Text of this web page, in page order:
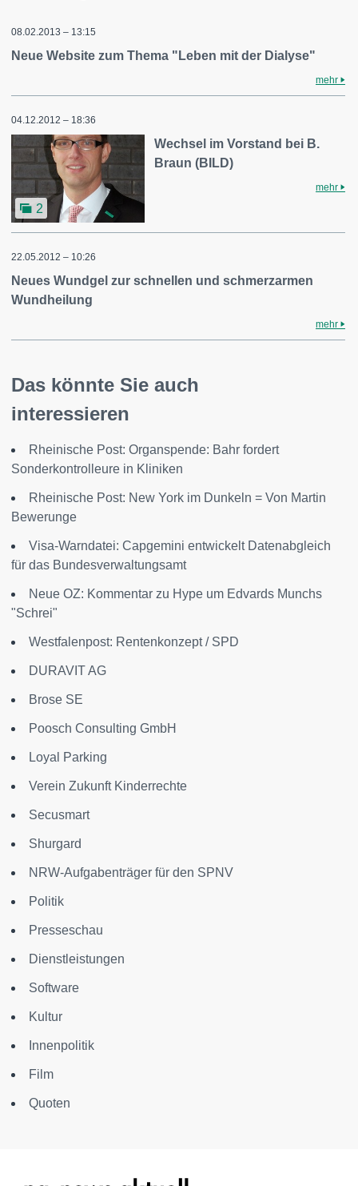
08.02.2013 – 13:15
Neue Website zum Thema "Leben mit der Dialyse"
mehr
04.12.2012 – 18:36
2
Wechsel im Vorstand bei B.
Braun (BILD)
mehr
22.05.2012 – 10:26
Neues Wundgel zur schnellen und schmerzarmen
Wundheilung
mehr
Das könnte Sie auch
interessieren
Rheinische Post: Organspende: Bahr fordert
Sonderkontrolleure in Kliniken
Rheinische Post: New York im Dunkeln = Von Martin
Bewerunge
Visa-Warndatei: Capgemini entwickelt Datenabgleich
für das Bundesverwaltungsamt
Neue OZ: Kommentar zu Hype um Edvards Munchs
"Schrei"
Westfalenpost: Rentenkonzept / SPD
DURAVIT AG
Brose SE
Poosch Consulting GmbH
Loyal Parking
Verein Zukunft Kinderrechte
Secusmart
Shurgard
NRW-Aufgabenträger für den SPNV
Politik
Presseschau
Dienstleistungen
Software
Kultur
Innenpolitik
Film
Quoten